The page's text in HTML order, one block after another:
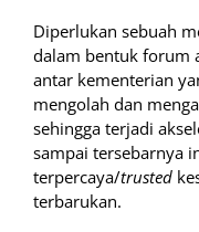
Diperlukan sebuah
dalam bentuk forum
antar kementerian
mengolah dan
sehingga terjadi
sampai tersebarnya
terpercaya/trusted
terbarukan.